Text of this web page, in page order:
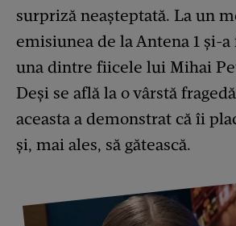
surpriză neașteptată. La un
emisiunea de la Antena 1 și-
una dintre fiicele lui Mihai
Deși se află la o vârstă
aceasta a demonstrat că îi
și, mai ales, să gătească.